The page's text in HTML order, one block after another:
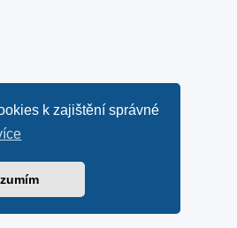
k zajištění správné